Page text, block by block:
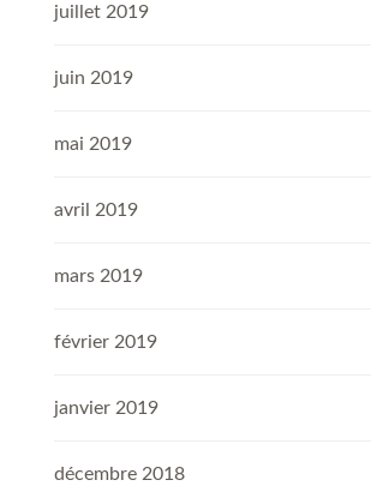
juillet 2019
juin 2019
mai 2019
avril 2019
mars 2019
février 2019
janvier 2019
décembre 2018